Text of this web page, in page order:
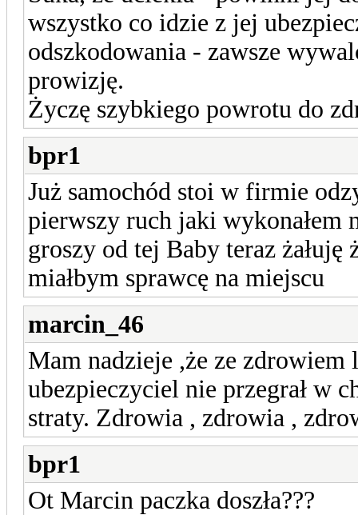
wszystko co idzie z jej
odszkodowania - zawsze
prowizję.
Życzę szybkiego powrotu do
bpr1
Już samochód stoi w firmie
pierwszy ruch jaki wykonałem
groszy od tej Baby teraz
miałbym sprawcę na miejscu
marcin_46
Mam nadzieje ,że ze
ubezpieczyciel nie przegrał w
straty. Zdrowia , zdrowia ,
bpr1
Ot Marcin paczka doszła???